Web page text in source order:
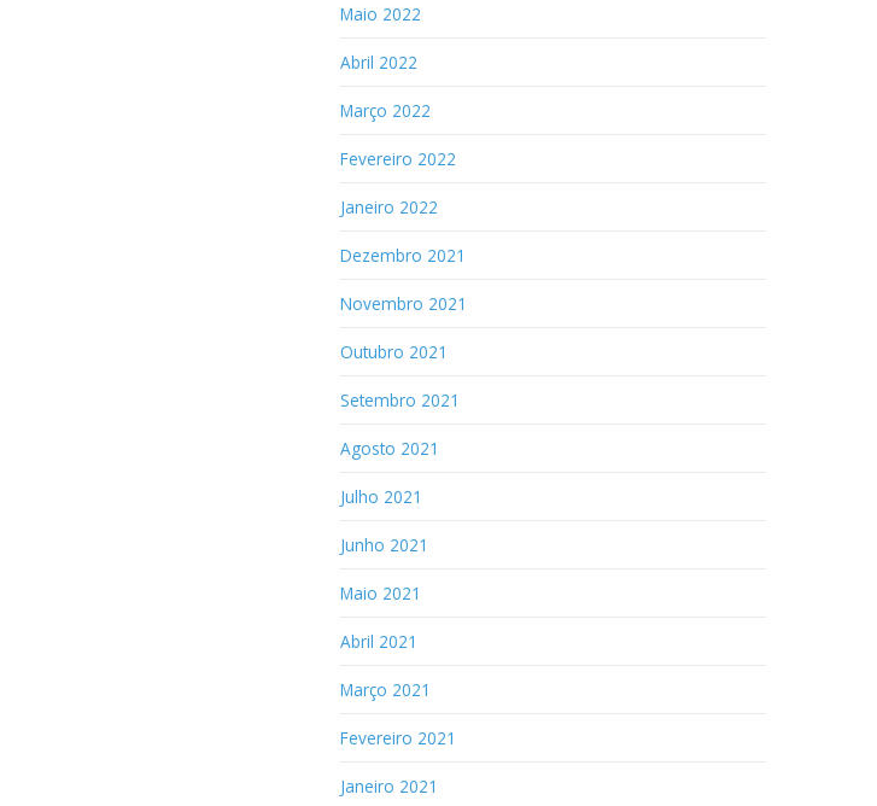
Maio 2022
Abril 2022
Março 2022
Fevereiro 2022
Janeiro 2022
Dezembro 2021
Novembro 2021
Outubro 2021
Setembro 2021
Agosto 2021
Julho 2021
Junho 2021
Maio 2021
Abril 2021
Março 2021
Fevereiro 2021
Janeiro 2021